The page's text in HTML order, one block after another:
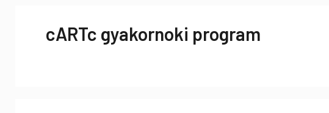
cARTc gyakornoki program